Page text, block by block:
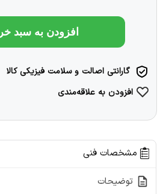
افزودن به سبد
گارانتی اصالت و سلامت فیزیکی کالا
افزودن به علاقه‌مندی
مشخصات فنی
توضیحات